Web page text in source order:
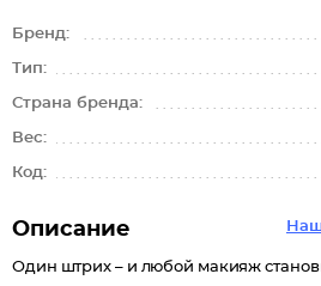
Бренд:
Тип:
Страна бренда:
Вес:
Код:
Описание
Один штрих – и любой макияж